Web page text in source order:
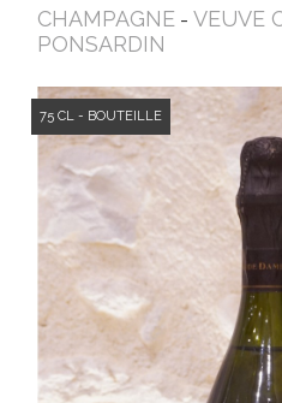
CHAMPAGNE - VEUVE
PONSARDIN
75 CL - BOUTEILLE